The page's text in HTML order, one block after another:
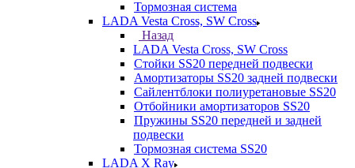
Тормозная система
LADA Vesta Cross, SW Cross
Назад
LADA Vesta Cross, SW Cross
Стойки SS20 передней подвески
Амортизаторы SS20 задней подвески
Сайлентблоки полиуретановые SS20
Отбойники амортизаторов SS20
Пружины SS20 передней и задней
подвески
Тормозная система SS20
LADA X Ray